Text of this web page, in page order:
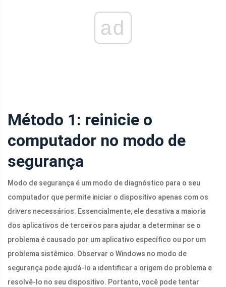
ad
Método 1: reinicie o
computador no modo de
segurança
Modo de segurança é um modo de diagnóstico para o seu
computador que permite iniciar o dispositivo apenas com os
drivers necessários. Essencialmente, ele desativa a maioria
dos aplicativos de terceiros para ajudar a determinar se o
problema é causado por um aplicativo específico ou por um
problema sistêmico. Observar o Windows no modo de
segurança pode ajudá-lo a identificar a origem do problema e
resolvê-lo no seu dispositivo. Portanto, você pode tentar